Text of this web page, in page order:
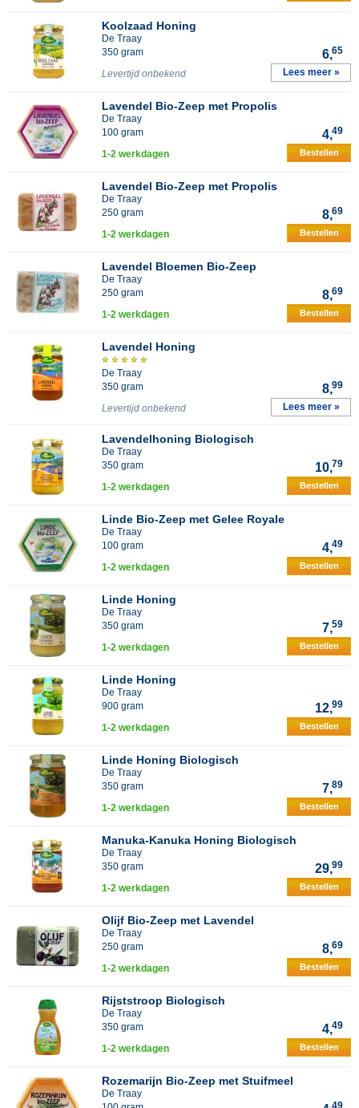
Koolzaad Honing
De Traay
350 gram
6,65
Levertijd onbekend Lees meer »
Lavendel Bio-Zeep met Propolis
De Traay
100 gram
4,49
1-2 werkdagen Bestellen
Lavendel Bio-Zeep met Propolis
De Traay
250 gram
8,69
1-2 werkdagen Bestellen
Lavendel Bloemen Bio-Zeep
De Traay
250 gram
8,69
1-2 werkdagen Bestellen
Lavendel Honing
De Traay
350 gram
8,99
Levertijd onbekend Lees meer »
Lavendelhoning Biologisch
De Traay
350 gram
10,79
1-2 werkdagen Bestellen
Linde Bio-Zeep met Gelee Royale
De Traay
100 gram
4,49
1-2 werkdagen Bestellen
Linde Honing
De Traay
350 gram
7,59
1-2 werkdagen Bestellen
Linde Honing
De Traay
900 gram
12,99
1-2 werkdagen Bestellen
Linde Honing Biologisch
De Traay
350 gram
7,89
1-2 werkdagen Bestellen
Manuka-Kanuka Honing Biologisch
De Traay
350 gram
29,99
1-2 werkdagen Bestellen
Olijf Bio-Zeep met Lavendel
De Traay
250 gram
8,69
1-2 werkdagen Bestellen
Rijststroop Biologisch
De Traay
350 gram
4,49
1-2 werkdagen Bestellen
Rozemarijn Bio-Zeep met Stuifmeel
De Traay
49